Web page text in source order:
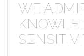
WE